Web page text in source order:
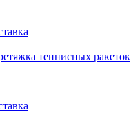
теннисных ракеток